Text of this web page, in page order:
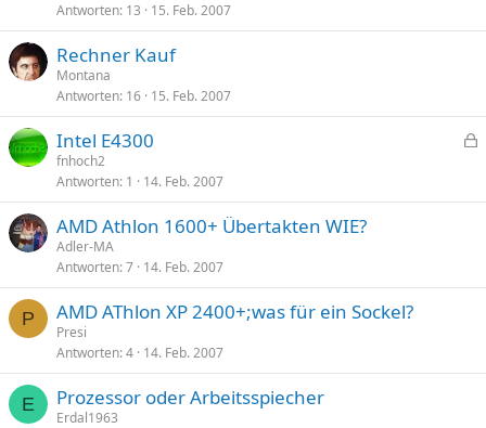
Antworten 13 15. Feb. 2007
Rechner Kauf
Montana
Antworten 16 15. Feb. 2007
p
Intel E4300
fnhoch2
Antworten 1 14. Feb. 2007
AMD Athlon 1600+ Übertakten WIE?
Adler-MA
Antworten 7 14. Feb. 2007
P AMD AThlon XP 2400+;was für ein Sockel?
Presi
Antworten 4 14. Feb. 2007
E Prozessor oder Arbeitsspiecher
Erdal1963